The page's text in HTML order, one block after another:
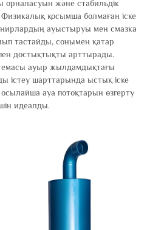
орналасуын және стабильдік
Физикалық қосымша болмаған іске
ауыстыруы мен смазка
тастайды, сонымен қатар
достықтықты арттырады.
ауыр жылдамдықтағы
істеу шарттарында ыстық іске
ауа потоқтарын өзгерту
идеалды.